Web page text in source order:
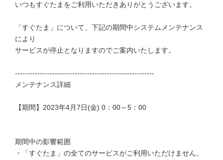
いつもすぐたまをご利用いただきありがとうございます。
「すぐたま」について、下記の期間中システムメンテナンス
により
サービスが停止となりますのでご案内いたします。
--------------------------------------------------------
メンテナンス詳細
【期間】2023年4月7日(金) 0：00～5：00
期間中の影響範囲
・「すぐたま」の全てのサービスがご利用いただけません。